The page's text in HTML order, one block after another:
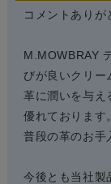
コメントありが
M.MOWBRAY
びが良いクリー
革に潤いを与え
優れております
普段の革のお手
今後とも当社製